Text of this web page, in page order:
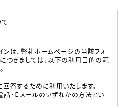
ンは、弊社ホームページの当該フォ
つきましては、以下の利用目的の範
するために利用いたします。
・Ｅメールのいずれかの方法とい